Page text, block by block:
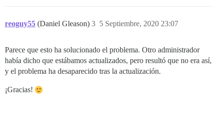
reoguy55 (Daniel Gleason) 5 Septiembre, 2020 23:07
3
Parece que esto ha solucionado el problema. Otro administrador
había dicho que estábamos actualizados, pero resultó que no era así,
y el problema ha desaparecido tras la actualización.
¡Gracias!